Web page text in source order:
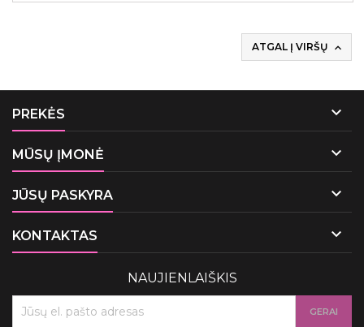
ATGAL Į VIRŠŲ 
PREKĖS 
MŪSŲ ĮMONĖ 
JŪSŲ PASKYRA 
KONTAKTAS 
NAUJIENLAIŠKIS